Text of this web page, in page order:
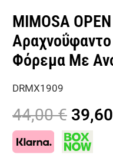
MIMOSA
Φόρεμα Με
DRMΧ1909
44,00€
price
was:
39,60